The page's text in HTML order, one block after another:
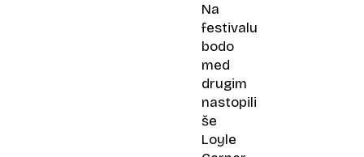
Na
festivalu
bodo
med
drugim
nastopili
še
Loyle